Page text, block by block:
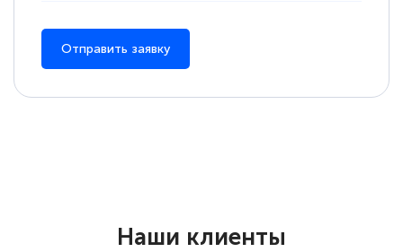
Отправить заявку
Наши клиенты